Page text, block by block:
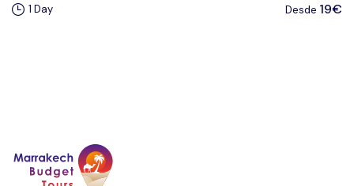
1 Day Desde 19€